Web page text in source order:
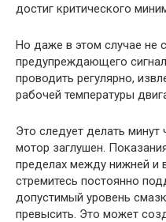
достиг критического
Но даже в этом случае не
предупреждающего
проводить регулярно,
рабочей температуры
Это следует делать минут
мотор заглушен.
пределах между нижней и
стремитесь постоянно
допустимый уровень
превысить. Это может